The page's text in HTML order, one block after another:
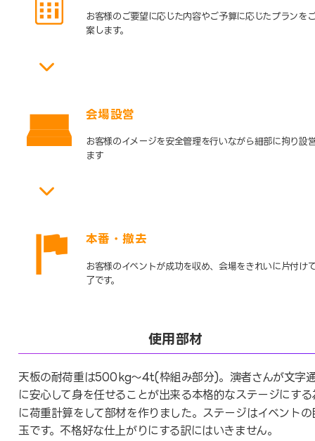
お客様のご要望に応じた内容やご予算に応じたプランを
案します。
会場設営
お客様のイメージを安全管理を行いながら細部に拘り設
ます
本番・撤去
お客様のイベントが成功を収め、会場をきれいに片付け
了です。
使用部材
天板の耐荷重は500kg～4t(枠組み部分)。演者さんが文字
に安心して身を任せることが出来る本格的なステージにする
に荷重計算をして部材を作りました。ステージはイベントの
玉です。不格好な仕上がりにする訳にはいきません。